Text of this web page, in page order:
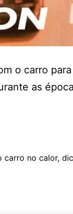
o carro para
as
carro no calor,